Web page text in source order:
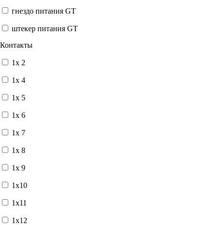
гнездо питания GT
штекер питания GT
Контакты
1x 2
1x 4
1x 5
1x 6
1x 7
1x 8
1x 9
1x10
1x11
1x12